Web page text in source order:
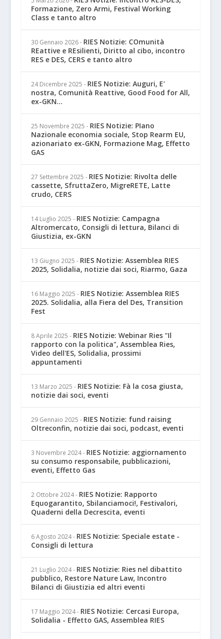
Formazione, Zero Armi, Festival Working
Class e tanto altro
30 Gennaio 2026 - RIES Notizie: COmunità
REattive e REsilienti, Diritto al cibo, incontro
RES e DES, CERS e tanto altro
24 Dicembre 2025 - RIES Notizie: Auguri, E'
nostra, Comunità Reattive, Good Food for All,
ex-GKN...
25 Novembre 2025 - RIES Notizie: PIano
Nazionale economia sociale, Stop Rearm EU,
azionariato ex-GKN, Formazione Mag, Effetto
GAS
27 Settembre 2025 - RIES Notizie: Rivolta delle
cassette, SfruttaZero, MigreRETE, Latte
crudo, CERS
14 Luglio 2025 - RIES Notizie: Campagna
Altromercato, Consigli di lettura, Bilanci di
Giustizia, ex-GKN
13 Giugno 2025 - RIES Notizie: Assemblea RIES
2025, Solidalia, notizie dai soci, Riarmo, Gaza
16 Maggio 2025 - RIES Notizie: Assemblea RIES
2025. Solidalia, alla Fiera del Des, Transition
Fest
8 Aprile 2025 - RIES Notizie: Webinar Ries "Il
rapporto con la politica", Assemblea Ries,
Video dell'ES, Solidalia, prossimi
appuntamenti
13 Marzo 2025 - RIES Notizie: Fà la cosa giusta,
notizie dai soci, eventi
29 Gennaio 2025 - RIES Notizie: fund raising
Oltreconfin, notizie dai soci, podcast, eventi
3 Novembre 2024 - RIES Notizie: aggiornamento
su consumo responsabile, pubblicazioni,
eventi, Effetto Gas
2 Ottobre 2024 - RIES Notizie: Rapporto
Equogarantito, Sbilanciamoci!, Festivalori,
Quaderni della Decrescita, eventi
6 Agosto 2024 - RIES Notizie: Speciale estate -
Consigli di lettura
21 Luglio 2024 - RIES Notizie: Ries nel dibattito
pubblico, Restore Nature Law, Incontro
Bilanci di Giustizia ed altri eventi
17 Maggio 2024 - RIES Notizie: Cercasi Europa,
Solidalia - Effetto GAS, Assemblea RIES